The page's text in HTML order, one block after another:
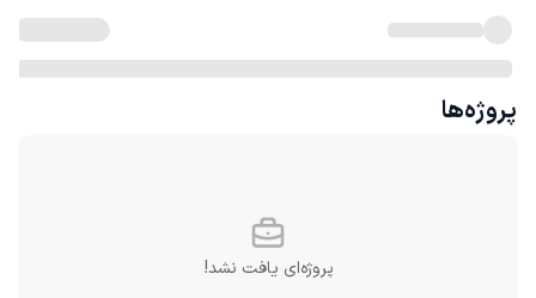
پروژه‌ها
پروژه‌ای یافت نشد!